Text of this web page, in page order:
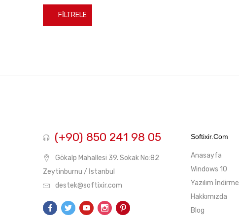
FILTRELE
(+90) 850 241 98 05
Gökalp Mahallesi 39. Sokak No:82
Zeytinburnu / İstanbul
destek@softixir.com
Softixir.com
Anasayfa
Windows 10
Yazılım İndirme
Hakkımızda
Blog